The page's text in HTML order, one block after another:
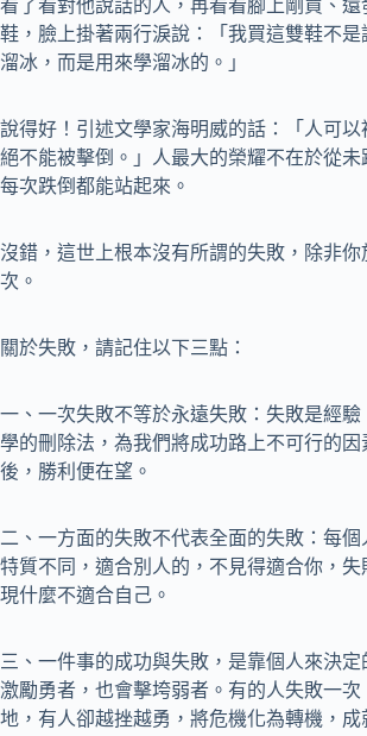
看了看對他說話的人，再看看腳上剛買、還
鞋，臉上掛著兩行淚說：「我買這雙鞋不是
溜冰，而是用來學溜冰的。」
說得好！引述文學家海明威的話：「人可以
絕不能被擊倒。」人最大的榮耀不在於從未
每次跌倒都能站起來。
沒錯，這世上根本沒有所謂的失敗，除非你
次。
關於失敗，請記住以下三點：
一、一次失敗不等於永遠失敗：失敗是經驗
學的刪除法，為我們將成功路上不可行的因
後，勝利便在望。
二、一方面的失敗不代表全面的失敗：每個
特質不同，適合別人的，不見得適合你，失
現什麼不適合自己。
三、一件事的成功與失敗，是靠個人來決定
激勵勇者，也會擊垮弱者。有的人失敗一次
地，有人卻越挫越勇，將危機化為轉機，成